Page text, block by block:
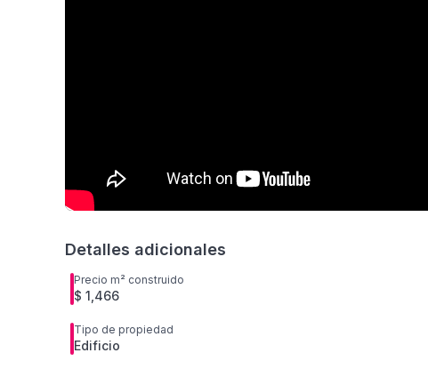
Detalles adicionales
Precio m² construido
$ 1,466
Tipo de propiedad
Edificio